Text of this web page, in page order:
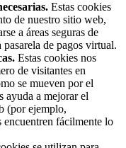
Estas cookies
de nuestro sitio web,
a áreas seguras de
de pagos virtual.
Estas cookies nos
de visitantes en
se mueven por el
ayuda a mejorar el
(por ejemplo,
encuentren fácilmente lo